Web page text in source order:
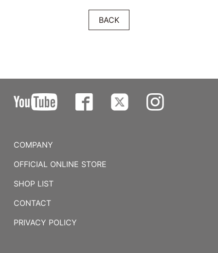
BACK
COMPANY
OFFICIAL ONLINE STORE
SHOP LIST
CONTACT
PRIVACY POLICY